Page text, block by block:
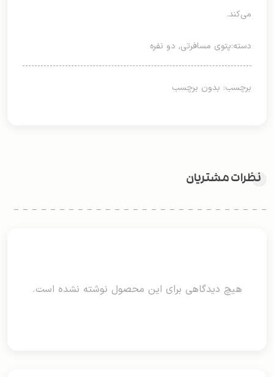
می‌کند.
دسته:پتوی مسافرتی, دو نفره
برچسب: بدون برچسب
نظرات مشتریان
هیچ دیدگاهی برای این محصول نوشته نشده است.